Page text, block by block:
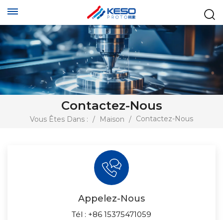
Contactez-Nous
Vous Êtes Dans : / Maison / Contactez-Nous
Appelez-Nous
Tél : +86 15375471059